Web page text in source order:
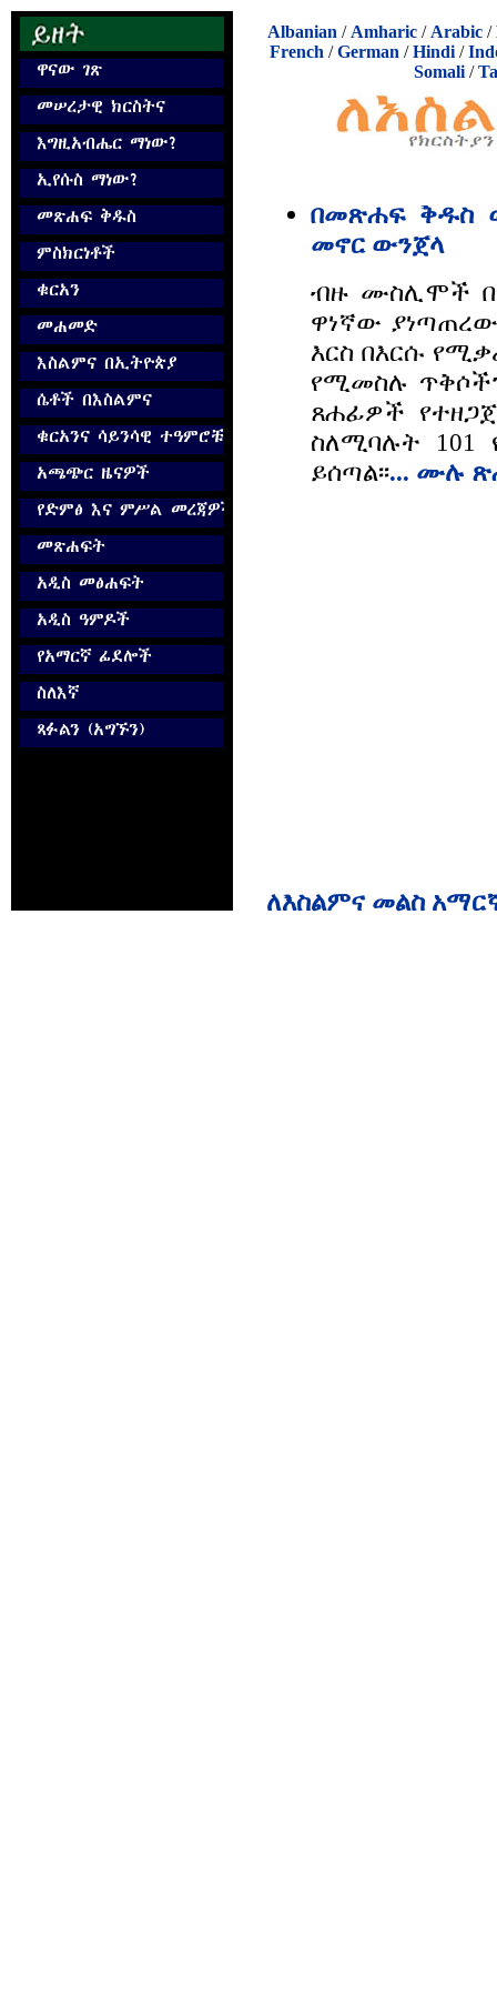
Albanian / Amharic / Arabic /
French /German /Hindi /
Somali/
በመጽሐፍ ቅዱስ
መኖር ውንጀላ
ብዙ ሙስሊሞች
ዋነኛው
እርስ በእርሱ
የሚመስሉ
ጸሐፊዎች
ስለሚባሉት 101
ይሰጣል፡፡... ሙሉ
ለእስልምና መልስ